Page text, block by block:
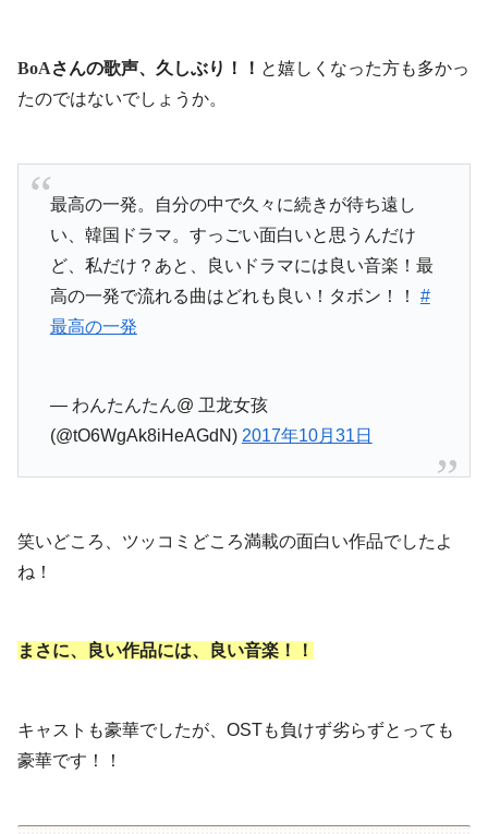
BoAさんの歌声、久しぶり！！ と嬉しくなった方も多かっ
たのではないでしょうか。
最高の一発。自分の中で久々に続きが待ち遠し
い、韓国ドラマ。すっごい面白いと思うんだけ
ど、私だけ？あと、良いドラマには良い音楽！最
高の一発で流れる曲はどれも良い！タボン！！ #
最高の一発
— わんたんたん@ 卫龙女孩
(@tO6WgAk8iHeAGdN) 2017年10月31日
笑いどころ、ツッコミどころ満載の面白い作品でしたよ
ね！
まさに、良い作品には、良い音楽！！
キャストも豪華でしたが、OSTも負けず劣らずとっても
豪華です！！